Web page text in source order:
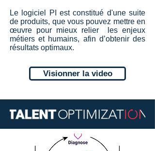
Le logiciel PI est constitué d'une suite
de produits, que vous pouvez mettre en
œuvre pour mieux relier les enjeux
métiers et humains, afin d’obtenir des
résultats optimaux.
Visionner la video